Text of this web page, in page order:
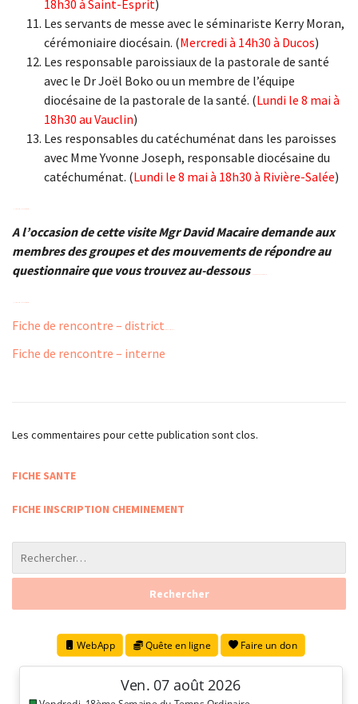
18h30 à Saint-Esprit)
Les servants de messe avec le séminariste Kerry Moran,
cérémoniaire diocésain. (Mercredi à 14h30 à Ducos)
Les responsable paroissiaux de la pastorale de santé
avec le Dr Joël Boko ou un membre de l’équipe
diocésaine de la pastorale de la santé. (Lundi le 8 mai à
18h30 au Vauclin)
Les responsables du catéchuménat dans les paroisses
avec Mme Yvonne Joseph, responsable diocésaine du
catéchuménat. (Lundi le 8 mai à 18h30 à Rivière-Salée)
A l’occasion de cette visite Mgr David Macaire demande aux
membres des groupes et des mouvements de répondre au
questionnaire que vous trouvez au-dessous
Fiche de rencontre – district
Fiche de rencontre – interne
Les commentaires pour cette publication sont clos.
FICHE SANTE
FICHE INSCRIPTION CHEMINEMENT